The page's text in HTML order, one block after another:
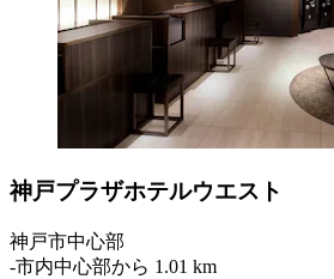
神戸プラザホテルウエスト
神戸市中心部
‐市内中心部から 1.01 km